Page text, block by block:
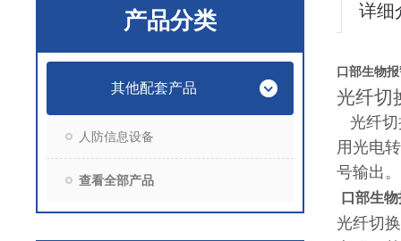
产品分类
其他配套产品
人防信息设备
查看全部产品
详细
口部生物
光纤切
光纤切
用光电
号输出
口部生
光纤切